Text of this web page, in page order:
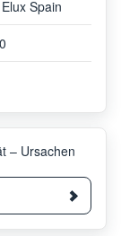
Spain
– Ursachen